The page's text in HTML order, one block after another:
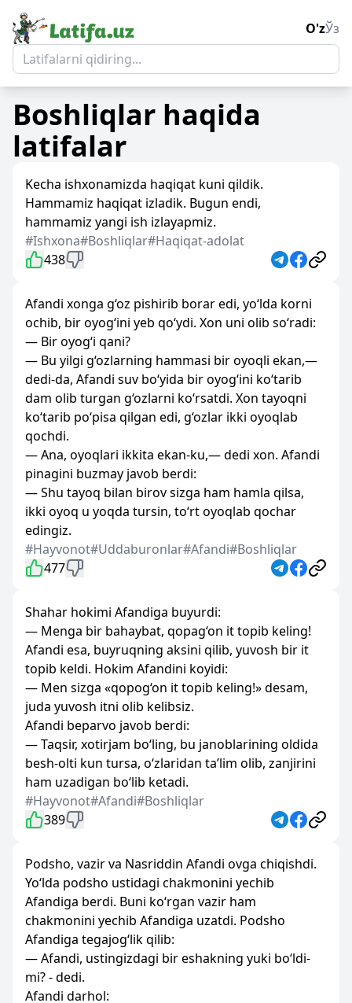
O'zЎз
Boshliqlar haqida
latifalar
Kecha ishxonamizda haqiqat kuni qildik.
Hammamiz haqiqat izladik. Bugun endi,
hammamiz yangi ish izlayapmiz.
#Ishxona#Boshliqlar#Haqiqat-adolat
438
Afandi xonga g‘oz pishirib borar edi, yo‘lda korni
ochib, bir oyog‘ini yeb qo‘ydi. Xon uni olib so‘radi:
— Bir oyog‘i qani?
— Bu yilgi g‘ozlarning hammasi bir oyoqli ekan,—
dedi-da, Afandi suv bo‘yida bir oyog‘ini ko‘tarib
dam olib turgan g‘ozlarni ko‘rsatdi. Xon tayoqni
ko‘tarib po‘pisa qilgan edi, g‘ozlar ikki oyoqlab
qochdi.
— Ana, oyoqlari ikkita ekan-ku,— dedi xon. Afandi
pinagini buzmay javob berdi:
— Shu tayoq bilan birov sizga ham hamla qilsa,
ikki oyoq u yoqda tursin, to‘rt oyoqlab qochar
edingiz.
#Hayvonot#Uddaburonlar#Afandi#Boshliqlar
477
Shahar hokimi Afandiga buyurdi:
— Menga bir bahaybat, qopag‘on it topib keling!
Afandi esa, buyruqning aksini qilib, yuvosh bir it
topib keldi. Hokim Afandini koyidi:
— Men sizga «qopog‘on it topib keling!» desam,
juda yuvosh itni olib kelibsiz.
Afandi beparvo javob berdi:
— Taqsir, xotirjam bo‘ling, bu janoblarining oldida
besh-olti kun tursa, o‘zlaridan ta’lim olib, zanjirini
ham uzadigan bo‘lib ketadi.
#Hayvonot#Afandi#Boshliqlar
389
Podsho, vazir va Nasriddin Afandi ovga chiqishdi.
Yo‘lda podsho ustidagi chakmonini yechib
Afandiga berdi. Buni ko‘rgan vazir ham
chakmonini yechib Afandiga uzatdi. Podsho
Afandiga tegajog‘lik qilib:
— Afandi, ustingizdagi bir eshakning yuki bo‘ldi-
mi? - dedi.
Afandi darhol: